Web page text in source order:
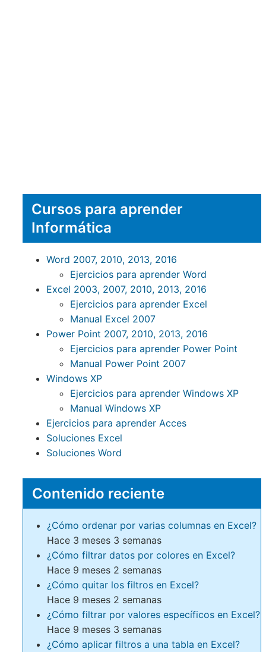
Cursos para aprender
Informática
Word 2007, 2010, 2013, 2016
Ejercicios para aprender Word
Excel 2003, 2007, 2010, 2013, 2016
Ejercicios para aprender Excel
Manual Excel 2007
Power Point 2007, 2010, 2013, 2016
Ejercicios para aprender Power Point
Manual Power Point 2007
Windows XP
Ejercicios para aprender Windows XP
Manual Windows XP
Ejercicios para aprender Acces
Soluciones Excel
Soluciones Word
Contenido reciente
¿Cómo ordenar por varias columnas en Excel?
Hace 3 meses 3 semanas
¿Cómo filtrar datos por colores en Excel?
Hace 9 meses 2 semanas
¿Cómo quitar los filtros en Excel?
Hace 9 meses 2 semanas
¿Cómo filtrar por valores específicos en Excel?
Hace 9 meses 3 semanas
¿Cómo aplicar filtros a una tabla en Excel?